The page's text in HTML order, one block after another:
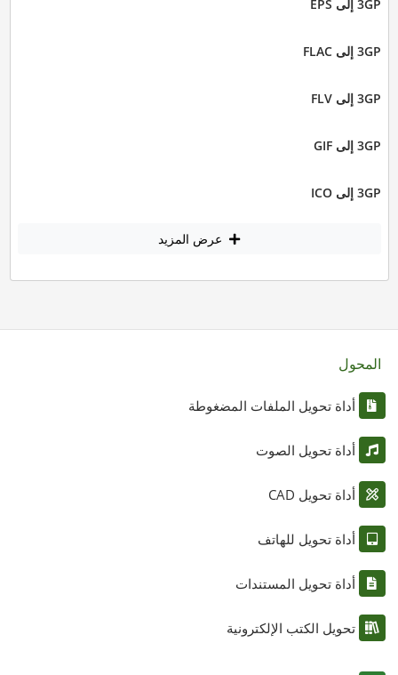
3GP إلى EPS
3GP إلى FLAC
3GP إلى FLV
3GP إلى GIF
3GP إلى ICO
عرض المزيد
المحول
أداة تحويل الملفات المضغوطة
أداة تحويل الصوت
أداة تحويل CAD
أداة تحويل للهاتف
أداة تحويل المستندات
تحويل الكتب الإلكترونية